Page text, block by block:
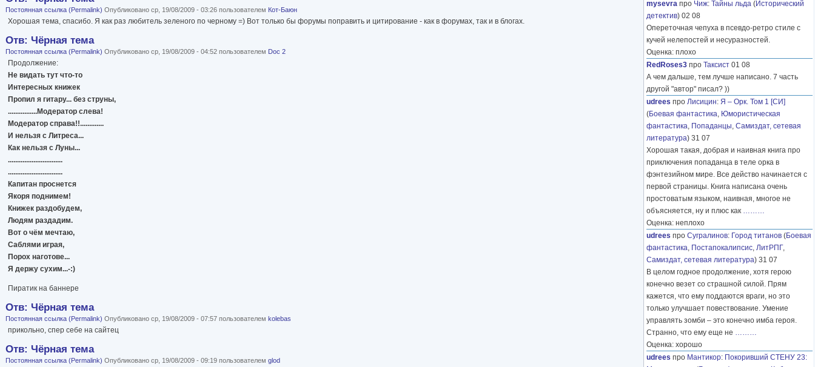
Постоянная ссылка (Permalink) Опубликовано ср, 19/08/2009 - 03:26 пользователем Кот-Баюн
Хорошая тема, спасибо. Я как раз любитель зеленого по черному =) Вот только бы форумы поправить и цитирование - как в форумах, так и в блогах.
Отв: Чёрная тема
Постоянная ссылка (Permalink) Опубликовано ср, 19/08/2009 - 04:52 пользователем Doc 2
Продолжение:
Не видать тут что-то
Интересных книжек
Пропил я гитару... без струны,
................Модератор слева!
Модератор справа!!.............
И нельзя с Литреса...
Как нельзя с Луны...
..............................
..............................
Капитан проснется
Якоря поднимем!
Книжек раздобудем,
Людям раздадим.
Вот о чём мечтаю,
Саблями играя,
Порох наготове...
Я держу сухим...-:)
Пиратик на баннере
Отв: Чёрная тема
Постоянная ссылка (Permalink) Опубликовано ср, 19/08/2009 - 07:57 пользователем kolebas
прикольно, спер себе на сайтец
Отв: Чёрная тема
Постоянная ссылка (Permalink) Опубликовано ср, 19/08/2009 - 09:19 пользователем glod
mysevra про Чиж: Тайны льда (Исторический
детектив) 02 08
Опереточная чепуха в псевдо-ретро стиле с
кучей нелепостей и несуразностей.
Оценка: плохо
RedRoses3 про Таксист 01 08
А чем дальше, тем лучше написано. 7 часть
другой "автор" писал? ))
udrees про Лисицин: Я – Орк. Том 1 [СИ]
(Боевая фантастика, Юмористическая
фантастика, Попаданцы, Самиздат, сетевая
литература) 31 07
Хорошая такая, добрая и наивная книга про
приключения попаданца в теле орка в
фэнтезийном мире. Все действо начинается с
первой страницы. Книга написана очень
простоватым языком, наивная, многое не
объясняется, ну и плюс как ………
Оценка: неплохо
udrees про Сугралинов: Город титанов (Боевая
фантастика, Постапокалипсис, ЛитРПГ,
Самиздат, сетевая литература) 31 07
В целом годное продолжение, хотя герою
конечно везет со страшной силой. Прям
кажется, что ему поддаются враги, но это
только улучшает повествование. Умение
управлять зомби – это конечно имба героя.
Странно, что ему еще не ………
Оценка: хорошо
udrees про Мантикор: Покоривший СТЕНУ 23: